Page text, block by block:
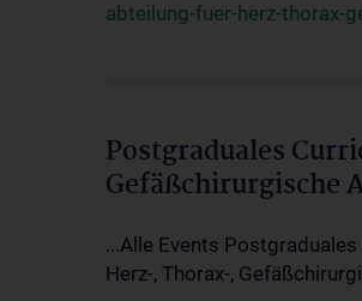
abteilung-fuer-herz-thorax-
Postgraduales
Gefäßchirurgische
...Alle Events
Herz-, Thorax-,